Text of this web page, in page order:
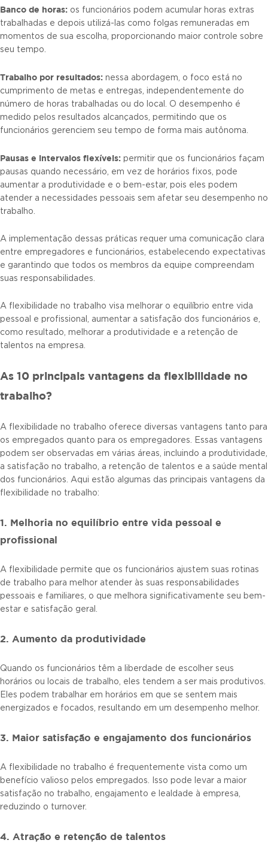
Banco de horas: os funcionários podem acumular horas extras
trabalhadas e depois utilizá-las como folgas remuneradas em
momentos de sua escolha, proporcionando maior controle sobre
seu tempo.
Trabalho por resultados: nessa abordagem, o foco está no
cumprimento de metas e entregas, independentemente do
número de horas trabalhadas ou do local. O desempenho é
medido pelos resultados alcançados, permitindo que os
funcionários gerenciem seu tempo de forma mais autônoma.
Pausas e intervalos flexíveis: permitir que os funcionários façam
pausas quando necessário, em vez de horários fixos, pode
aumentar a produtividade e o bem-estar, pois eles podem
atender a necessidades pessoais sem afetar seu desempenho no
trabalho.
A implementação dessas práticas requer uma comunicação clara
entre empregadores e funcionários, estabelecendo expectativas
e garantindo que todos os membros da equipe compreendam
suas responsabilidades.
A flexibilidade no trabalho visa melhorar o equilíbrio entre vida
pessoal e profissional, aumentar a satisfação dos funcionários e,
como resultado, melhorar a produtividade e a retenção de
talentos na empresa.
As 10 principais vantagens da flexibilidade no
trabalho?
A flexibilidade no trabalho oferece diversas vantagens tanto para
os empregados quanto para os empregadores. Essas vantagens
podem ser observadas em várias áreas, incluindo a produtividade,
a satisfação no trabalho, a retenção de talentos e a saúde mental
dos funcionários. Aqui estão algumas das principais vantagens da
flexibilidade no trabalho:
1. Melhoria no equilíbrio entre vida pessoal e
profissional
A flexibilidade permite que os funcionários ajustem suas rotinas
de trabalho para melhor atender às suas responsabilidades
pessoais e familiares, o que melhora significativamente seu bem-
estar e satisfação geral.
2. Aumento da produtividade
Quando os funcionários têm a liberdade de escolher seus
horários ou locais de trabalho, eles tendem a ser mais produtivos.
Eles podem trabalhar em horários em que se sentem mais
energizados e focados, resultando em um desempenho melhor.
3. Maior satisfação e engajamento dos funcionários
A flexibilidade no trabalho é frequentemente vista como um
benefício valioso pelos empregados. Isso pode levar a maior
satisfação no trabalho, engajamento e lealdade à empresa,
reduzindo o turnover.
4. Atração e retenção de talentos